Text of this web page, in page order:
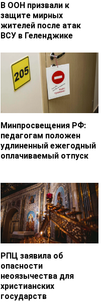
В ООН призвали к
защите мирных
жителей после атак
ВСУ в Геленджике
Минпросвещения РФ:
педагогам положен
удлиненный ежегодный
оплачиваемый отпуск
РПЦ заявила об
опасности
неоязычества для
христианских
государств